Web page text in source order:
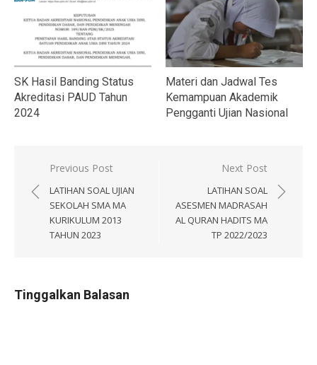
SK Hasil Banding Status
Akreditasi PAUD Tahun
2024
Materi dan Jadwal Tes
Kemampuan Akademik
Pengganti Ujian Nasional
Navigasi
pos
Previous Post
LATIHAN SOAL UJIAN
SEKOLAH SMA MA
KURIKULUM 2013
TAHUN 2023
Next Post
LATIHAN SOAL
ASESMEN MADRASAH
AL QURAN HADITS MA
TP 2022/2023
Tinggalkan Balasan